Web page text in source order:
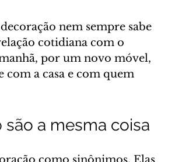
nem sempre sabe
cotidiana com o
por um novo móvel,
a casa e com quem
a mesma coisa